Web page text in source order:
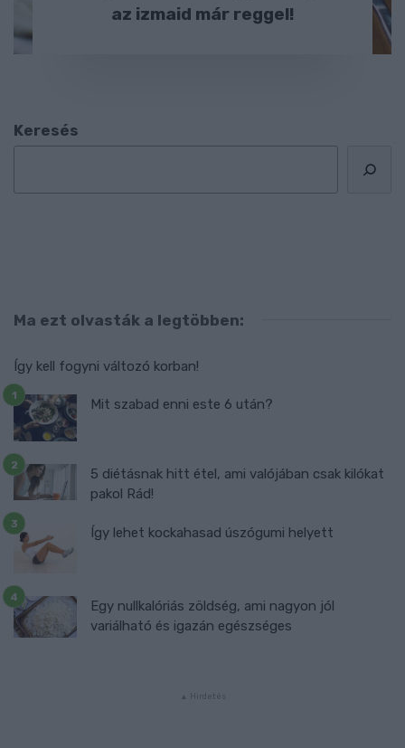
az izmaid már reggel!
Keresés
Ma ezt olvasták a legtöbben:
Így kell fogyni változó korban!
Mit szabad enni este 6 után?
5 diétásnak hitt étel, ami valójában csak kilókat
pakol Rád!
Így lehet kockahasad úszógumi helyett
Egy nullkalóriás zöldség, ami nagyon jól
variálható és igazán egészséges